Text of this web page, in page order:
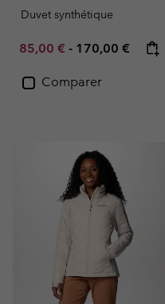
Duvet synthétique
Minimum sale price:
85,00 € - Maximum price:
170,00 €
Comparer